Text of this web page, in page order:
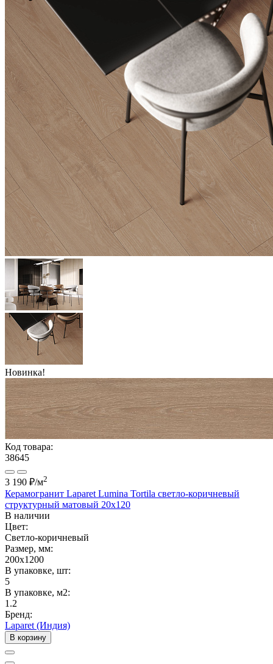
Новинка!
Код товара:
38645
3 190 ₽/м2
Керамогранит Laparet Lumina Tortila светло-коричневый
структурный матовый 20x120
В наличии
Цвет:
Светло-коричневый
Размер, мм:
200x1200
В упаковке, шт:
5
В упаковке, м2:
1.2
Бренд:
Laparet (Индия)
В корзину